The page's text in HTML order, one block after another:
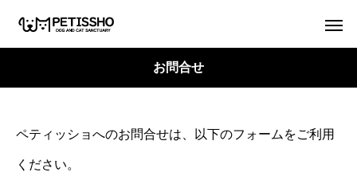
お問合せ
ペティッショへのお問合せは、以下のフォームをご利用
ください。